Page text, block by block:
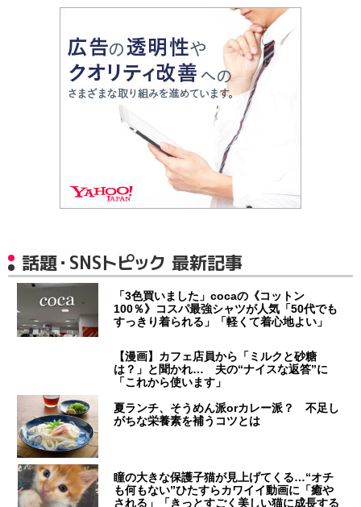
話題・SNSトピック 最新記事
「3色買いました」cocaの《コットン
100％》コスパ最強シャツが人気「50代でも
すっきり着られる」「軽くて着心地よい」
【漫画】カフェ店員から「ミルクと砂糖
は？」と聞かれ… 夫の“ナイスな返答”に
「これから使います」
夏ランチ、そうめん派orカレー派？ 不足し
がちな栄養素を補うコツとは
瞳の大きな保護子猫が見上げてくる…“オチ
も何もない”ひたすらカワイイ動画に「癒や
される」「きっとすごく美しい猫に成長する